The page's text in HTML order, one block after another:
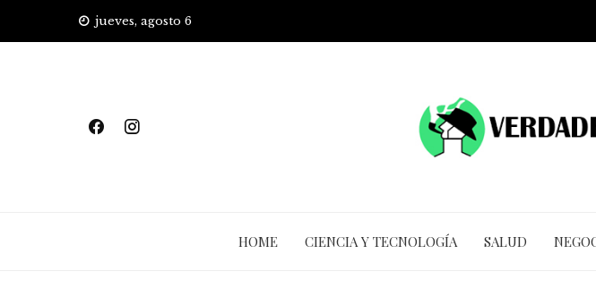
jueves, agosto 6
HOME CIENCIA Y TECNOLOGÍA SALUD